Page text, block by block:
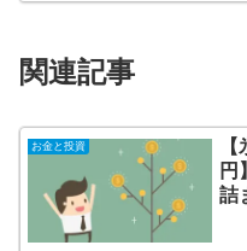
関連記事
お金と投資
円
詰